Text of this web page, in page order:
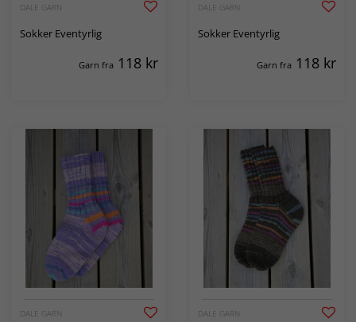
DALE GARN
Sokker Eventyrlig
Garn fra 118 kr
DALE GARN
Sokker Eventyrlig
Garn fra 118 kr
DALE GARN DALE GARN